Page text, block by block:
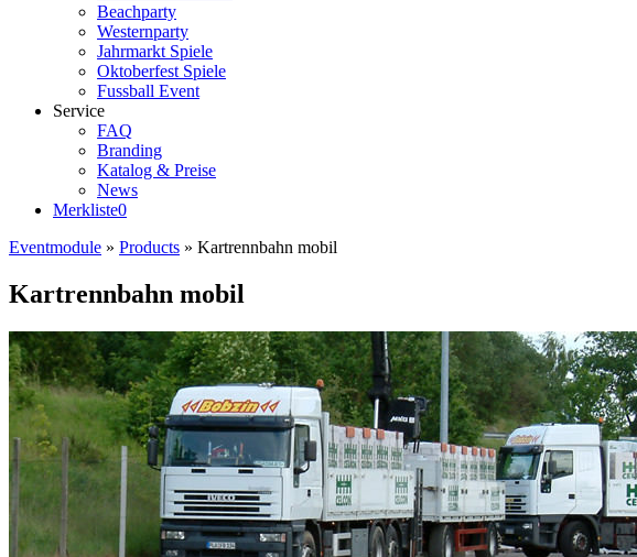
Beachparty
Westernparty
Jahrmarkt Spiele
Oktoberfest Spiele
Fussball Event
Service
FAQ
Branding
Katalog & Preise
News
Merkliste0
Eventmodule » Products » Kartrennbahn mobil
Kartrennbahn mobil